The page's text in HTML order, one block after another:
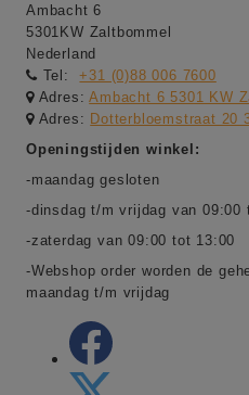
Ambacht 6
5301KW Zaltbommel
Nederland
Tel:
+31 (0)88 006 7600
Adres:Ambacht 6 5301 KW
Adres: Dotterbloemstraat 20
Openingstijden winkel:
-maandag gesloten
-dinsdag t/m vrijdag van 09:00
-zaterdag van 09:00 tot 13:00
-Webshop order worden de
maandag t/m vrijdag